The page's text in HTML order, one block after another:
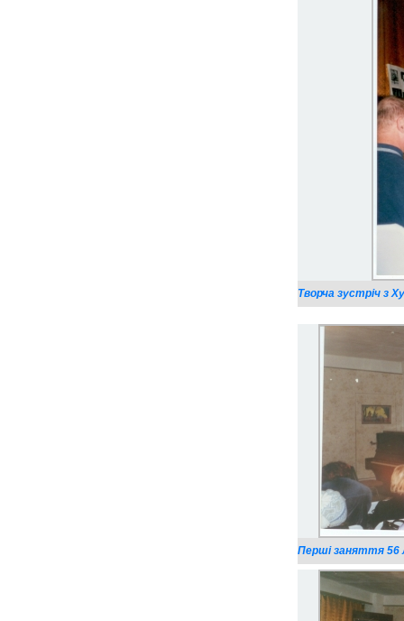
Творча зустріч з
Перші заняття 56